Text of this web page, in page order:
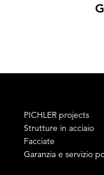
PICHLER projects
Strutture in acciaio
Facciate
Garanzia e servizio